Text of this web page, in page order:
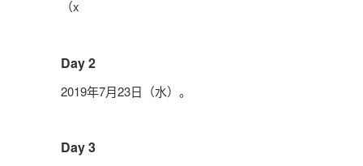
（x
Day 2
2019年7月23日（水）。
Day 3